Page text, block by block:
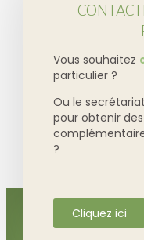
Vous souhaitez
particulier ?
Ou le
pour obtenir
?
Cliquez ici